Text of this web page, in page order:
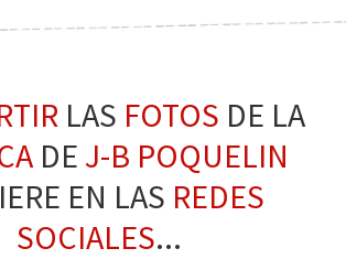
LAS FOTOS DE LA
DE J-B POQUELIN
EN LAS REDES
SOCIALES...